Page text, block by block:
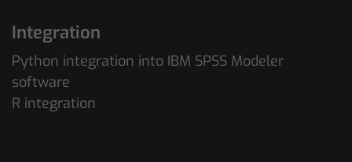
Integration
Python integration into IBM SPSS Modeler
software
R integration